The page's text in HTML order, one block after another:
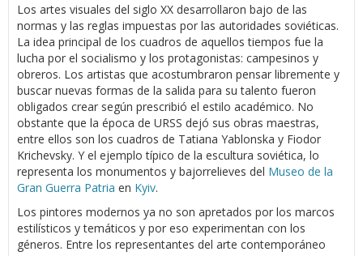
Los artes visuales del siglo XX desarrollaron bajo de las
normas y las reglas impuestas por las autoridades soviéticas.
La idea principal de los cuadros de aquellos tiempos fue la
lucha por el socialismo y los protagonistas: campesinos y
obreros. Los artistas que acostumbraron pensar libremente y
buscar nuevas formas de la salida para su talento fueron
obligados crear según prescribió el estilo académico. No
obstante que la época de URSS dejó sus obras maestras,
entre ellos son los cuadros de Tatiana Yablonska y Fiodor
Krichevsky. Y el ejemplo típico de la escultura soviética, lo
representa los monumentos y bajorrelieves del Museo de la
Gran Guerra Patria en Kyiv.
Los pintores modernos ya no son apretados por los marcos
estilísticos y temáticos y por eso experimentan con los
géneros. Entre los representantes del arte contemporáneo